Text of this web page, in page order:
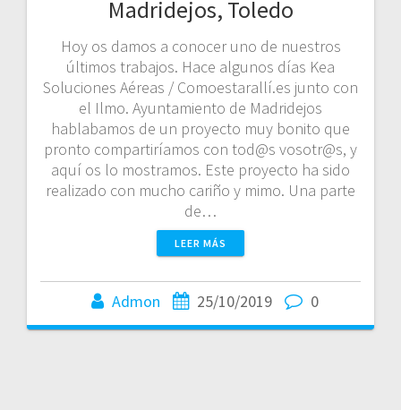
Madridejos, Toledo
Hoy os damos a conocer uno de nuestros
últimos trabajos. Hace algunos días Kea
Soluciones Aéreas / Comoestarallí.es junto con
el Ilmo. Ayuntamiento de Madridejos
hablabamos de un proyecto muy bonito que
pronto compartiríamos con tod@s vosotr@s, y
aquí os lo mostramos. Este proyecto ha sido
realizado con mucho cariño y mimo. Una parte
de…
LEER MÁS
Admon 25/10/2019 0